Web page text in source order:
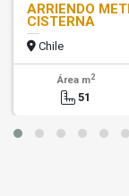
ARRIENDO
CISTERNA
Chile
Área m2
51